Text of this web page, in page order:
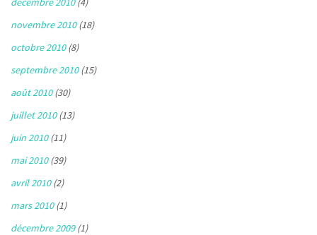
novembre 2010(18)
octobre 2010(8)
septembre 2010(15)
août 2010(30)
juillet 2010(13)
juin 2010(11)
mai 2010(39)
avril 2010(2)
mars 2010(1)
décembre 2009(1)